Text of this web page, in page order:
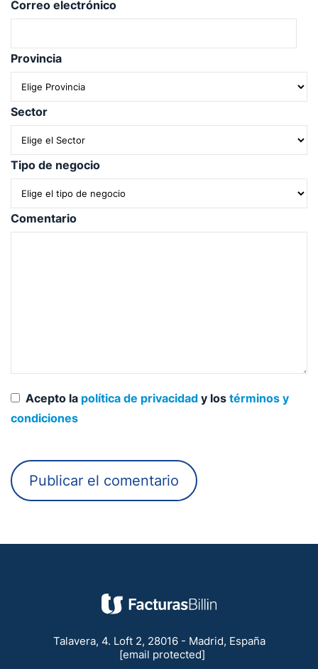
Correo electrónico
Provincia
Sector
Tipo de negocio
Comentario
Acepto la política de privacidad y los términos y
condiciones
Talavera, 4. Loft 2, 28016 - Madrid, España
[email protected]